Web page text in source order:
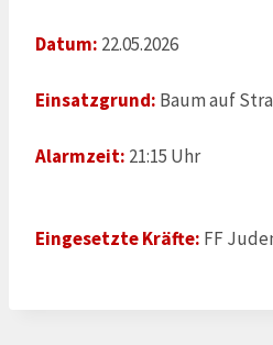
Datum: 22.05.2026
Einsatzgrund: Baum auf
Alarmzeit: 21:15 Uhr
Eingesetzte Kräfte: FF